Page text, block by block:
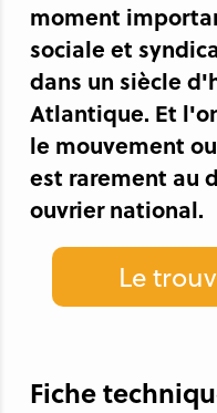
moment
sociale et
dans un siècle
Atlantique. Et
le mouvement
est rarement au
ouvrier national.
Le
Fiche